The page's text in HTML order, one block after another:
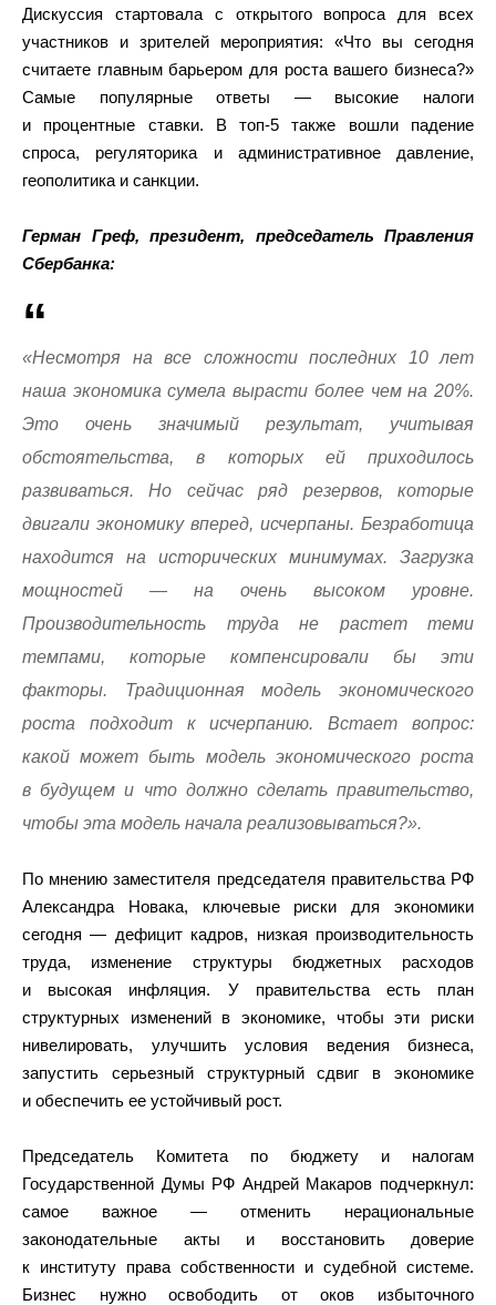
Дискуссия стартовала с открытого вопроса для всех
участников и зрителей мероприятия: «Что вы сегодня
считаете главным барьером для роста вашего бизнеса?»
Самые популярные ответы — высокие налоги
и процентные ставки. В топ-5 также вошли падение
спроса, регуляторика и административное давление,
геополитика и санкции.
Герман Греф, президент, председатель Правления
Сбербанка:
«Несмотря на все сложности последних 10 лет
наша экономика сумела вырасти более чем на 20%.
Это очень значимый результат, учитывая
обстоятельства, в которых ей приходилось
развиваться. Но сейчас ряд резервов, которые
двигали экономику вперед, исчерпаны. Безработица
находится на исторических минимумах. Загрузка
мощностей — на очень высоком уровне.
Производительность труда не растет теми
темпами, которые компенсировали бы эти
факторы. Традиционная модель экономического
роста подходит к исчерпанию. Встает вопрос:
какой может быть модель экономического роста
в будущем и что должно сделать правительство,
чтобы эта модель начала реализовываться?».
По мнению заместителя председателя правительства РФ
Александра Новака, ключевые риски для экономики
сегодня — дефицит кадров, низкая производительность
труда, изменение структуры бюджетных расходов
и высокая инфляция. У правительства есть план
структурных изменений в экономике, чтобы эти риски
нивелировать, улучшить условия ведения бизнеса,
запустить серьезный структурный сдвиг в экономике
и обеспечить ее устойчивый рост.
Председатель Комитета по бюджету и налогам
Государственной Думы РФ Андрей Макаров подчеркнул:
самое важное — отменить нерациональные
законодательные акты и восстановить доверие
к институту права собственности и судебной системе.
Бизнес нужно освободить от оков избыточного